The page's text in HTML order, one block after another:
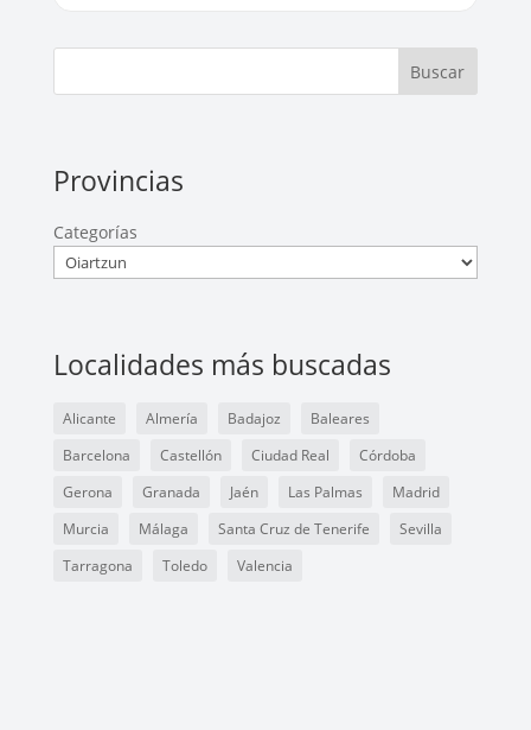
Buscar
Provincias
Categorías
Localidades más buscadas
Alicante Almería Badajoz
Baleares
Barcelona
Castellón Ciudad Real
Córdoba
Gerona
Granada Jaén Las Palmas
Madrid
Murcia
Málaga Santa Cruz de Tenerife
Sevilla
Tarragona
Toledo Valencia